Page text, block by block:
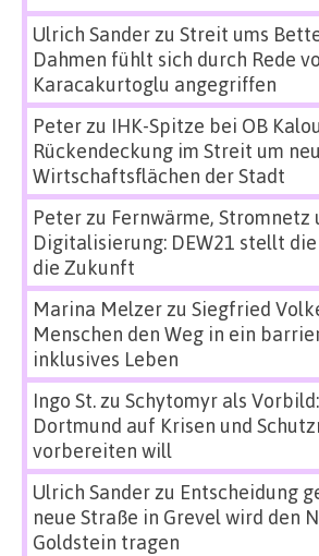
Ulrich Sanderzu Streit ums
Dahmen fühlt sich durch Rede
Karacakurtoglu angegriffen
Peterzu IHK-Spitze bei OB
Rückendeckung im Streit um
Wirtschaftsflächen der Stadt
Peterzu Fernwärme, Stromnetz
Digitalisierung: DEW21 stellt
die Zukunft
Marina Melzerzu Siegfried
Menschen den Weg in ein
inklusives Leben
Ingo St.zu Schytomyr als
Dortmund auf Krisen und
vorbereiten will
Ulrich Sanderzu Entscheidung
neue Straße in Grevel wird den
Goldstein tragen